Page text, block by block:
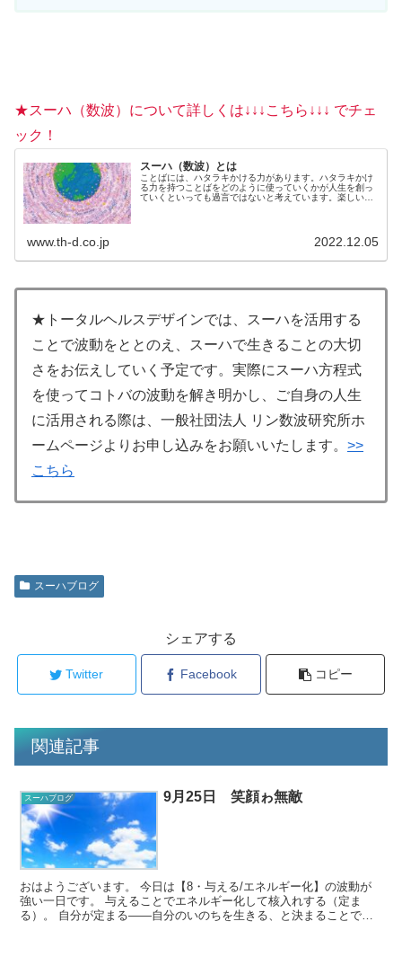
★スーハ（数波）について詳しくは↓↓↓こちら↓↓↓ でチェ
ック！
スーハ（数波）とは
ことばには、ハタラキかける力があります。ハタラキかけ
る力を持つことばをどのように使っていくかが人生を創っ
ていくといっても過言ではないと考えています。楽しいこ
www.th-d.co.jp 2022.12.05
★トータルヘルスデザインでは、スーハを活用する
ことで波動をととのえ、スーハで生きることの大切
さをお伝えしていく予定です。実際にスーハ方程式
を使ってコトバの波動を解き明かし、ご自身の人生
に活用される際は、一般社団法人 リン数波研究所ホ
ームページよりお申し込みをお願いいたします。 >>
こちら
スーハブログ
シェアする
Twitter Facebook コピー
関連記事
スーハブログ 9月25日 笑顔ゎ無敵
おはようございます。 今日は【8・与える/エネルギー化】の波動が
強い一日です。 与えることでエネルギー化して核入れする（定ま
る）。 自分が定まる――自分のいのちを生きる、と決まることです